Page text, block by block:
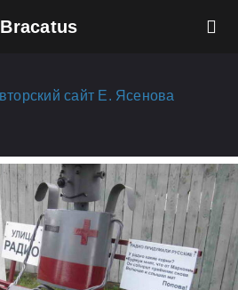
Bracatus